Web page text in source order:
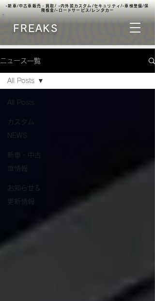
▫️新車/中古車販売・買取/ ▫️内外装カスタム/セキュリティ/▫️車検整備/保
険板金/▫️ロードサービス/レンタカー
FREAKS
ニュース一覧
All Posts
カスタム
NEWS
新車・中古
車情報
お知らせ＆
更新情報
All Posts